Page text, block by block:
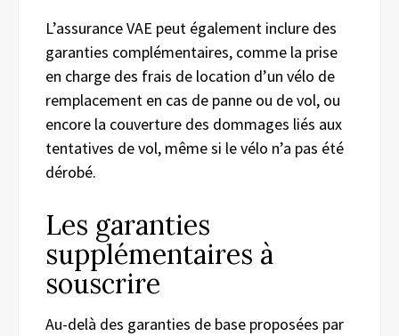
L’assurance VAE peut également inclure des
garanties complémentaires, comme la prise
en charge des frais de location d’un vélo de
remplacement en cas de panne ou de vol, ou
encore la couverture des dommages liés aux
tentatives de vol, même si le vélo n’a pas été
dérobé.
Les garanties
supplémentaires à
souscrire
Au-delà des garanties de base proposées par